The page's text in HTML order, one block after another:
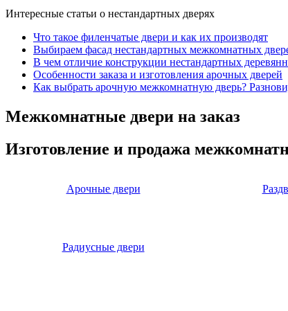
Интересные статьи о нестандартных дверях
Что такое филенчатые двери и как их производят
Выбираем фасад нестандартных межкомнатных
В чем отличие конструкции нестандартных
Особенности заказа и изготовления арочных дверей
Как выбрать арочную межкомнатную дверь?
Межкомнатные двери на заказ
Изготовление и продажа
Арочные двери
Радиусные двери